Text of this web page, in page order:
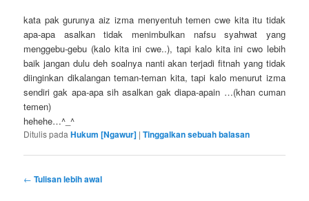
kata pak gurunya aiz izma menyentuh temen cwe kita itu tidak
apa-apa asalkan tidak menimbulkan nafsu syahwat yang
menggebu-gebu (kalo kita ini cwe..), tapi kalo kita ini cwo lebih
baik jangan dulu deh soalnya nanti akan terjadi fitnah yang tidak
diinginkan dikalangan teman-teman kita, tapi kalo menurut izma
sendiri gak apa-apa sihasalkan gak diapa-apain …(khan cuman
temen)
hehehe…^_^
Ditulis pada Hukum [Ngawur] |Tinggalkan sebuah balasan
Navigasi
← Tulisan lebih awal